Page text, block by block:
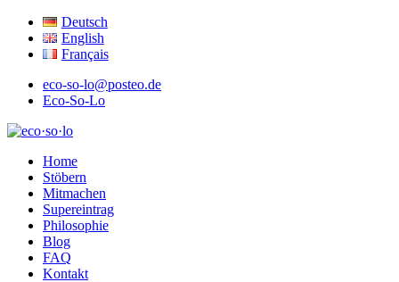
Deutsch
English
Français
eco-so-lo@posteo.de
Eco-So-Lo
eco·so·lo
Home
Stöbern
Mitmachen
Supereintrag
Philosophie
Blog
FAQ
Kontakt